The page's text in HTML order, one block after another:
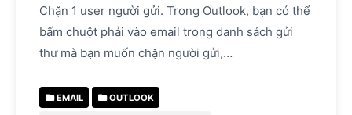
Chặn 1 user người gửi. Trong Outlook, bạn có thể
bấm chuột phải vào email trong danh sách gửi
thư mà bạn muốn chặn người gửi,…
EMAIL OUTLOOK